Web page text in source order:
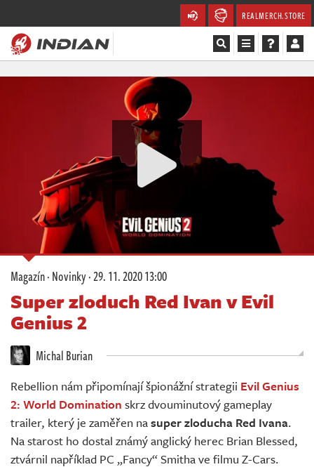
REALMERCH.STORE
Soutěže
Databáze
Komunita
Redakce
Živě
Magazín·Novinky·29. 11. 2020 13:00
Super zloduch Red Ivan v Evil
Genius 2
Michal Burian
Rebellion nám připomínají špionážní strategii Evil Genius
2: World Domination skrz dvouminutový gameplay
trailer, který je zaměřen nasuper zloducha Red Ivana.
Na starost ho dostal známý anglický herec Brian Blessed,
ztvárnil například PC „Fancy“ Smitha ve filmu Z-Cars.